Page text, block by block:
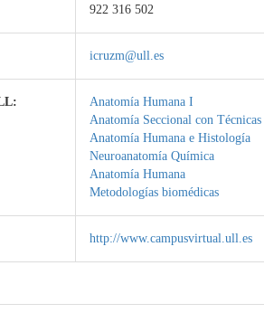
922 316 502
icruzm@ull.es
Anatomía Humana I
Anatomía Seccional con Técnicas
Anatomía Humana e Histología
Neuroanatomía Química
Anatomía Humana
Metodologías biomédicas
http://www.campusvirtual.ull.es